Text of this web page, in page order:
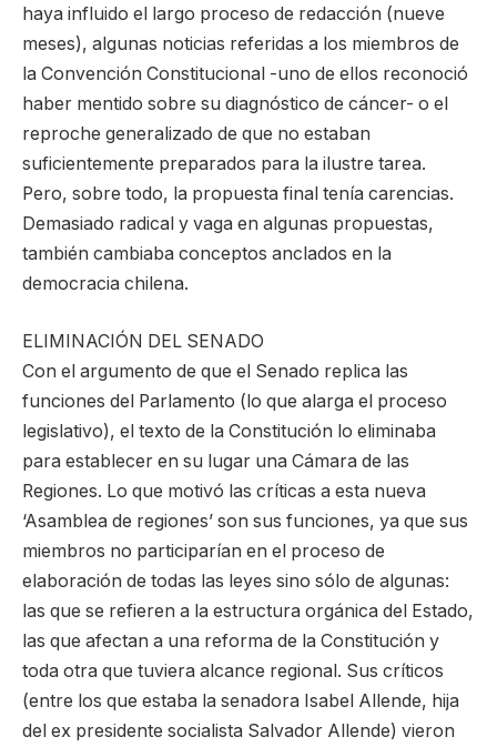
haya influido el largo proceso de redacción (nueve
meses), algunas noticias referidas a los miembros de
la Convención Constitucional -uno de ellos reconoció
haber mentido sobre su diagnóstico de cáncer- o el
reproche generalizado de que no estaban
suficientemente preparados para la ilustre tarea.
Pero, sobre todo, la propuesta final tenía carencias.
Demasiado radical y vaga en algunas propuestas,
también cambiaba conceptos anclados en la
democracia chilena.
ELIMINACIÓN DEL SENADO
Con el argumento de que el Senado replica las
funciones del Parlamento (lo que alarga el proceso
legislativo), el texto de la Constitución lo eliminaba
para establecer en su lugar una Cámara de las
Regiones. Lo que motivó las críticas a esta nueva
‘Asamblea de regiones’ son sus funciones, ya que sus
miembros no participarían en el proceso de
elaboración de todas las leyes sino sólo de algunas:
las que se refieren a la estructura orgánica del Estado,
las que afectan a una reforma de la Constitución y
toda otra que tuviera alcance regional. Sus críticos
(entre los que estaba la senadora Isabel Allende, hija
del ex presidente socialista Salvador Allende) vieron